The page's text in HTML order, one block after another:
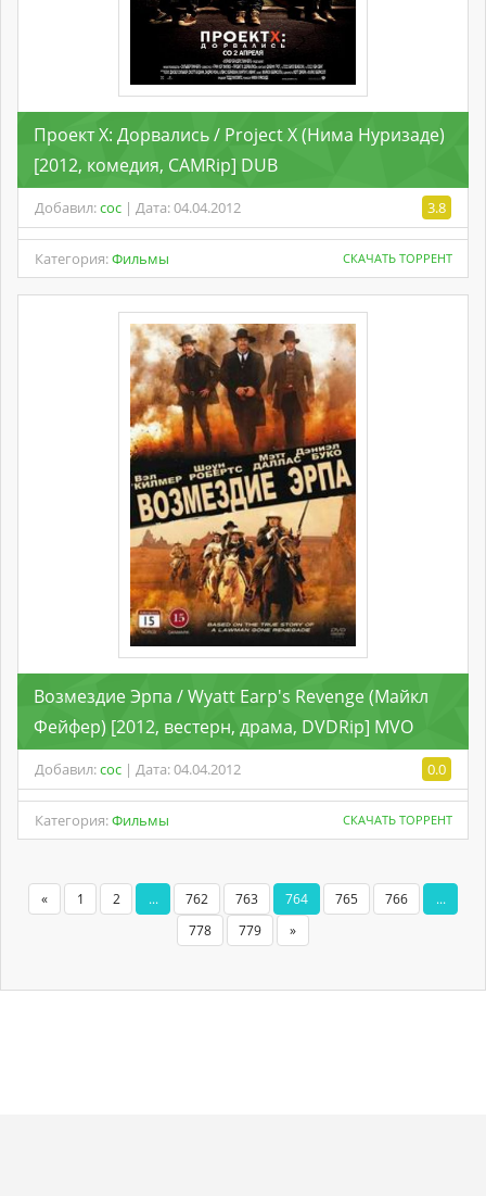
Проект X: Дорвались / Project X (Нима Нуризаде)
[2012, комедия, CAMRip] DUB
Добавил:coc | Дата: 04.04.2012 3.8
Категория:Фильмы СКАЧАТЬ ТОРРЕНТ
Возмездие Эрпа / Wyatt Earp's Revenge (Майкл
Фейфер) [2012, вестерн, драма, DVDRip] MVO
Добавил:coc | Дата: 04.04.2012 0.0
Категория:Фильмы СКАЧАТЬ ТОРРЕНТ
« 1 2 ... 762 763 764 765 766
...
778
779 »